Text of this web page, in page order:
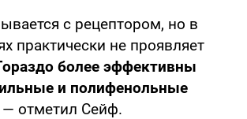
с рецептором, но в
практически не проявляет
более эффективны
и полифенольные
— отметил Сейф.